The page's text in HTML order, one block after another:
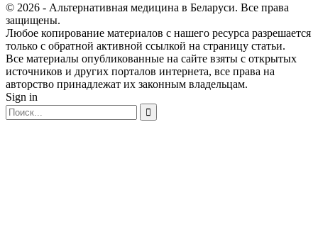
© 2026 - Альтернативная медицина в Беларуси. Все права
защищены.
Любое копирование материалов с нашего ресурса разрешается
только с обратной активной ссылкой на страницу статьи.
Все материалы опубликованные на сайте взяты с открытых
источников и других порталов интернета, все права на
авторство принадлежат их законным владельцам.
Sign in